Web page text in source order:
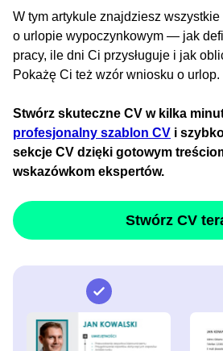
W tym artykule znajdziesz
o urlopie wypoczynkowym — jak
pracy, ile dni Ci przysługuje i jak
Pokażę Ci też wzór wniosku o urlop.
Stwórz skuteczne CV w kilka
profesjonalny szablon CV i
sekcje CV dzięki gotowym
wskazówkom ekspertów.
Stwórz CV